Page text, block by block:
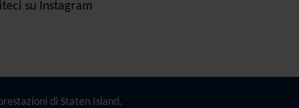
su Instagram
di Staten Island.